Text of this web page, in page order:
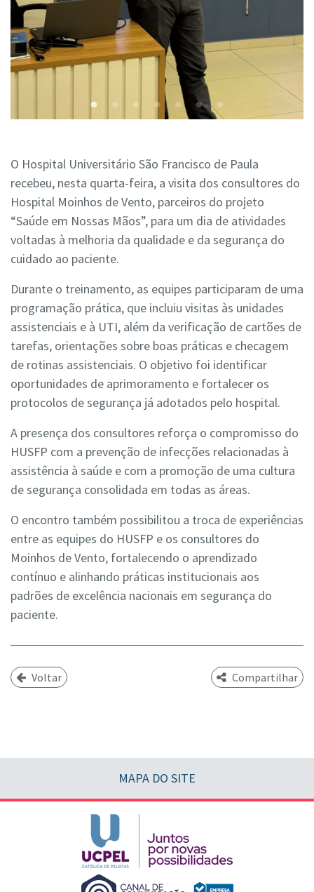
O Hospital Universitário São Francisco de Paula
recebeu, nesta quarta-feira, a visita dos consultores do
Hospital Moinhos de Vento, parceiros do projeto
“Saúde em Nossas Mãos”, para um dia de atividades
voltadas à melhoria da qualidade e da segurança do
cuidado ao paciente.
Durante o treinamento, as equipes participaram de uma
programação prática, que incluiu visitas às unidades
assistenciais e à UTI, além da verificação de cartões de
tarefas, orientações sobre boas práticas e checagem
de rotinas assistenciais. O objetivo foi identificar
oportunidades de aprimoramento e fortalecer os
protocolos de segurança já adotados pelo hospital.
A presença dos consultores reforça o compromisso do
HUSFP com a prevenção de infecções relacionadas à
assistência à saúde e com a promoção de uma cultura
de segurança consolidada em todas as áreas.
O encontro também possibilitou a troca de experiências
entre as equipes do HUSFP e os consultores do
Moinhos de Vento, fortalecendo o aprendizado
contínuo e alinhando práticas institucionais aos
padrões de excelência nacionais em segurança do
paciente.
Voltar Compartilhar
MAPA DO SITE